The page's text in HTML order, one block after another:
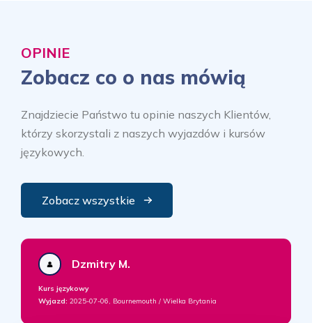
OPINIE
Zobacz co o nas mówią
Znajdziecie Państwo tu opinie naszych Klientów,
którzy skorzystali z naszych wyjazdów i kursów
językowych.
Zobacz wszystkie
Dzmitry M.
Kurs językowy
Wyjazd: 2025-07-06, Bournemouth / Wielka Brytania